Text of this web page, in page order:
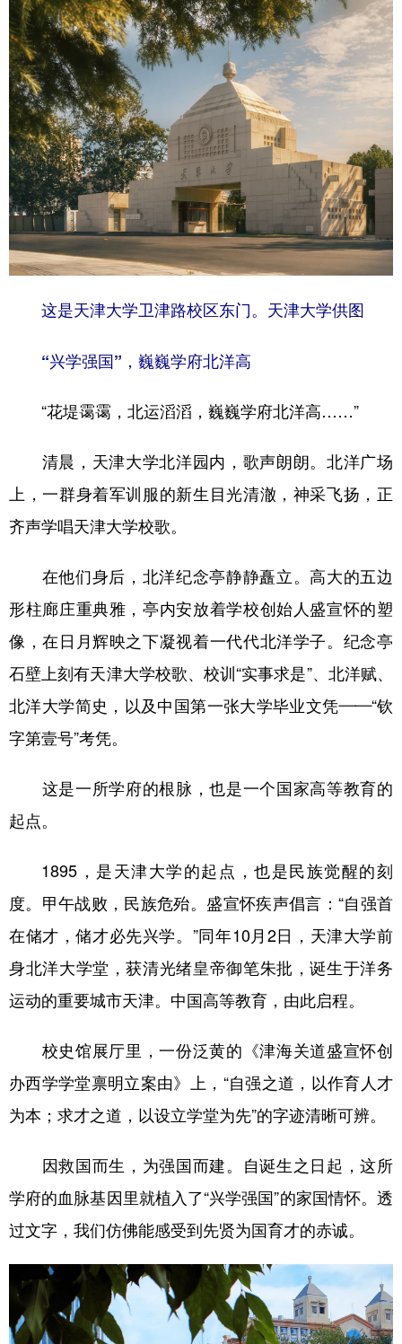
这是天津大学卫津路校区东门。天津大学供图
“兴学强国”，巍巍学府北洋高
“花堤霭霭，北运滔滔，巍巍学府北洋高……”
清晨，天津大学北洋园内，歌声朗朗。北洋广场
上，一群身着军训服的新生目光清澈，神采飞扬，正
齐声学唱天津大学校歌。
在他们身后，北洋纪念亭静静矗立。高大的五边
形柱廊庄重典雅，亭内安放着学校创始人盛宣怀的塑
像，在日月辉映之下凝视着一代代北洋学子。纪念亭
石壁上刻有天津大学校歌、校训“实事求是”、北洋赋、
北洋大学简史，以及中国第一张大学毕业文凭——“钦
字第壹号”考凭。
这是一所学府的根脉，也是一个国家高等教育的
起点。
1895，是天津大学的起点，也是民族觉醒的刻
度。甲午战败，民族危殆。盛宣怀疾声倡言：“自强首
在储才，储才必先兴学。”同年10月2日，天津大学前
身北洋大学堂，获清光绪皇帝御笔朱批，诞生于洋务
运动的重要城市天津。中国高等教育，由此启程。
校史馆展厅里，一份泛黄的《津海关道盛宣怀创
办西学学堂禀明立案由》上，“自强之道，以作育人才
为本；求才之道，以设立学堂为先”的字迹清晰可辨。
因救国而生，为强国而建。自诞生之日起，这所
学府的血脉基因里就植入了“兴学强国”的家国情怀。透
过文字，我们仿佛能感受到先贤为国育才的赤诚。